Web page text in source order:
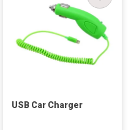
USB Car Charger